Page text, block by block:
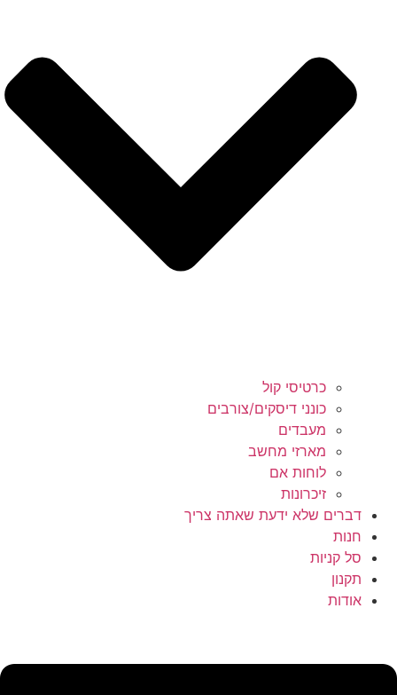
כרטיסי קול
כונני דיסקים/צורבים
מעבדים
מארזי מחשב
לוחות אם
זיכרונות
דברים שלא ידעת שאתה צריך
חנות
סל קניות
תקנון
אודות